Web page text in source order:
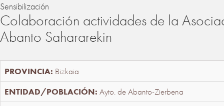
Sensibilización
Colaboración actividades de la
Abanto Sahararekin
Bizkaia
Ayto. de Abanto-Zierbena